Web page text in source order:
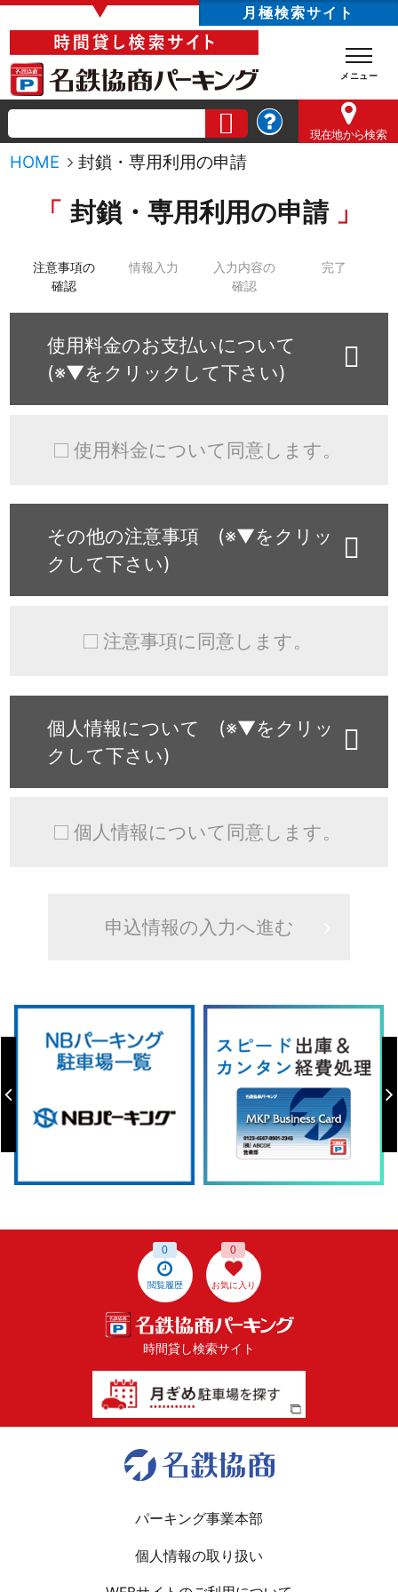
▼ 月極検索サイト
現在地から検索
HOME 封鎖・専用利用の申請
封鎖・専用利用の申請
注意事項の
確認
情報入力
入力内容の
確認
完了
使用料金のお支払いについて
(※▼をクリックして下さい)
使用料金について同意します。
その他の注意事項 (※▼をクリッ
クして下さい)
注意事項に同意します。
個人情報について (※▼をクリッ
クして下さい)
個人情報について同意します。
閲覧履歴
0
お気に入り
0
時間貸し検索サイト
パーキング事業本部
個人情報の取り扱い